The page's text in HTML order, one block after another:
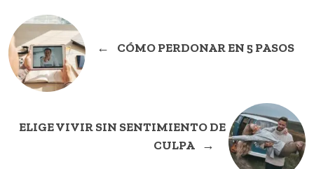
← CÓMO PERDONAR EN 5 PASOS
ELIGE VIVIR SIN SENTIMIENTO DE
CULPA →